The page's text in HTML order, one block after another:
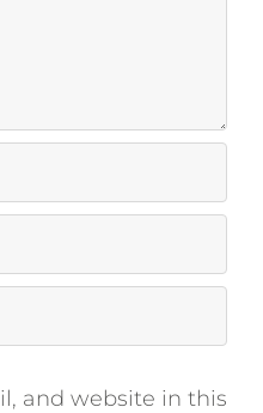
and website in this